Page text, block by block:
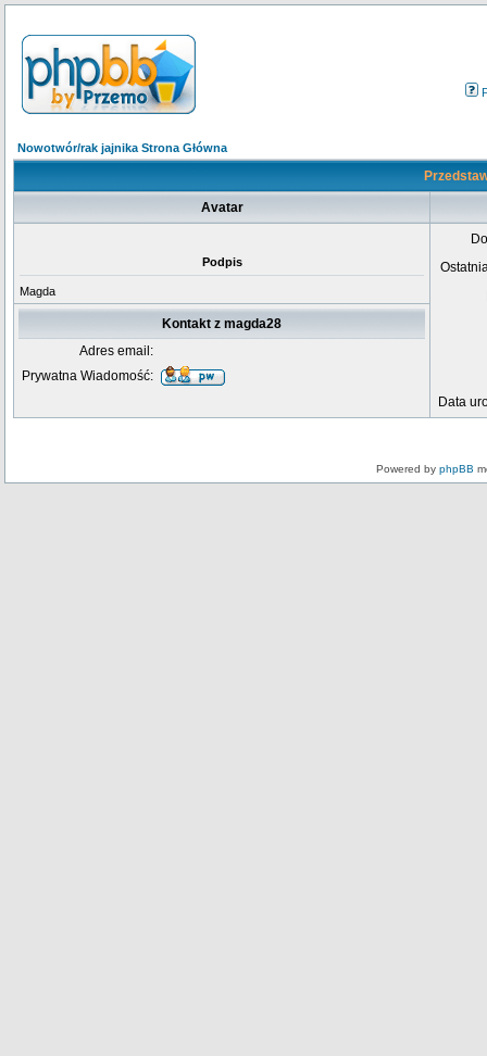
Nowotwór/rak jajnika Strona Główna
Avatar
Podpis
Magda
Data
Kontakt z magda28
Adres email:
Prywatna Wiadomość:
Powered by phpBB